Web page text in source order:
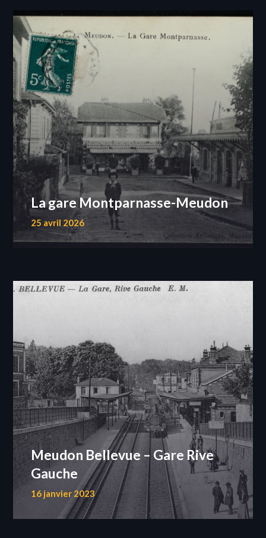
La gare Montparnasse-Meudon
25 avril 2026
Meudon Bellevue – Gare Rive
Gauche
16 janvier 2023